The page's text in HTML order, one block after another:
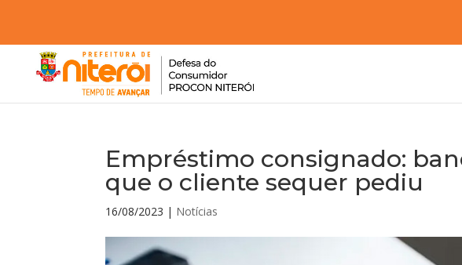
Empréstimo consignado:
que o cliente sequer pediu
16/08/2023 | Notícias